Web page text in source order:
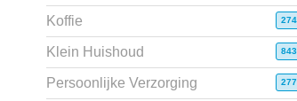
Koffie 274
Klein Huishoud 843
Persoonlijke Verzorging 277